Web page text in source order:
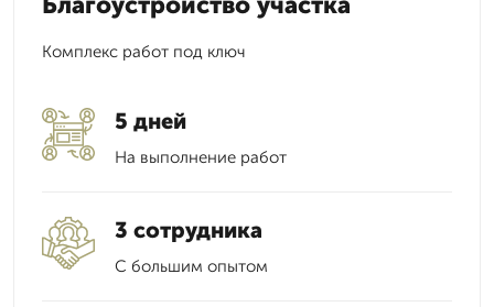
Комплекс работ под ключ
5 дней
На выполнение работ
3 сотрудника
С большим опытом